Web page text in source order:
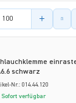
schwarz
Nr.: 014.44.120
Sofort verfügbar